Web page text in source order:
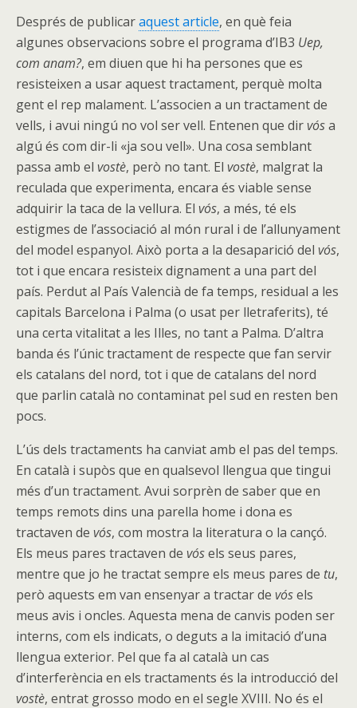
Després de publicaraquest article, en què feia
algunes observacions sobre el programa d’IB3 Uep,
com anam?, em diuen que hi ha persones que es
resisteixen a usar aquest tractament, perquè molta
gent el rep malament. L’associen a un tractament de
vells, i avui ningú no vol ser vell. Entenen que dirvósa
algú és com dir-li «ja sou vell». Una cosa semblant
passa amb el vostè, però no tant. El vostè, malgrat la
reculada que experimenta, encara és viable sense
adquirir la taca de la vellura. El vós, a més, té els
estigmes de l’associació al món rural i de l’allunyament
del model espanyol. Això porta a la desaparició del vós,
tot i que encara resisteix dignament a una part del
país. Perdut al País Valencià de fa temps, residual a les
capitals Barcelona i Palma (o usat per lletraferits), té
una certa vitalitat a les Illes, no tant a Palma. D’altra
banda és l’únic tractament de respecte que fan servir
els catalans del nord, tot i que de catalans del nord
que parlin català no contaminat pel sud en resten ben
pocs.
L’ús dels tractaments ha canviat amb el pas del temps.
En català i supòs que en qualsevol llengua que tingui
més d’un tractament. Avui sorprèn de saber que en
temps remots dins una parella home i dona es
tractaven de vós, com mostra la literatura o la cançó.
Els meus pares tractaven de vósels seus pares,
mentre que jo he tractat sempre els meus pares de tu,
però aquests em van ensenyar a tractar de vósels
meus avis i oncles. Aquesta mena de canvis poden ser
interns, com els indicats, o deguts a la imitació d’una
llengua exterior. Pel que fa al català un cas
d’interferència en els tractaments és la introducció del
vostè, entrat grosso modo en el segle XVIII. No és el